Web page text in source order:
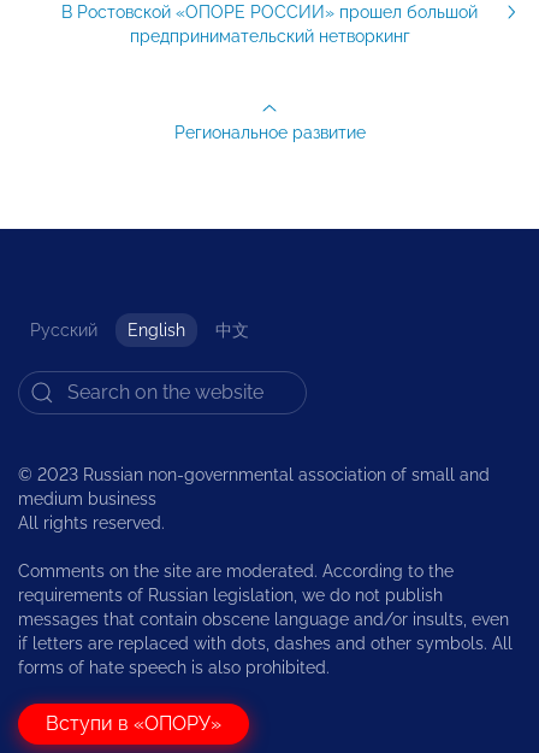
В Ростовской «ОПОРЕ РОССИИ» прошел большой
предпринимательский нетворкинг
Региональное развитие
Русский English 中文
© 2023 Russian non-governmental association of small and
medium business
All rights reserved.
Comments on the site are moderated. According to the
requirements of Russian legislation, we do not publish
messages that contain obscene language and/or insults, even
if letters are replaced with dots, dashes and other symbols. All
forms of hate speech is also prohibited.
Вступи в «ОПОРУ»